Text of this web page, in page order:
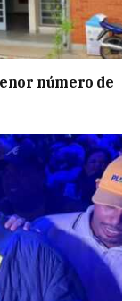
número de